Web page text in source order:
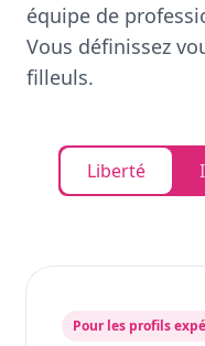
équipe de
Vous définissez
filleuls.
Liberté
Pour les profils